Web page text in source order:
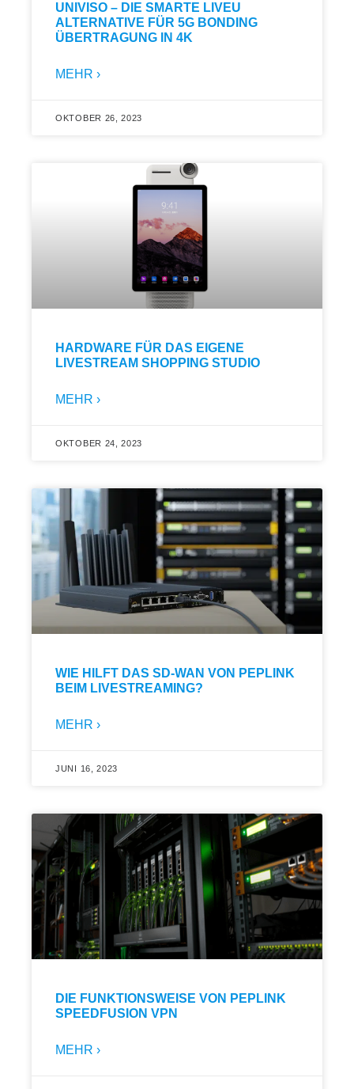
UNIVISO – DIE SMARTE LIVEU
ALTERNATIVE FÜR 5G BONDING
ÜBERTRAGUNG IN 4K
MEHR ›
OKTOBER 26, 2023
HARDWARE FÜR DAS EIGENE
LIVESTREAM SHOPPING STUDIO
MEHR ›
OKTOBER 24, 2023
WIE HILFT DAS SD-WAN VON PEPLINK
BEIM LIVESTREAMING?
MEHR ›
JUNI 16, 2023
DIE FUNKTIONSWEISE VON PEPLINK
SPEEDFUSION VPN
MEHR ›